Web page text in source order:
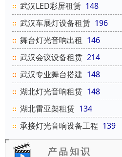
武汉LED彩屏租赁 148
武汉车展灯设备租赁 196
舞台灯光音响出租 146
武汉会议设备租赁 214
武汉专业舞台搭建 148
湖北灯光音响租赁 148
湖北雷亚架租赁 134
承接灯光音响设备工程 139